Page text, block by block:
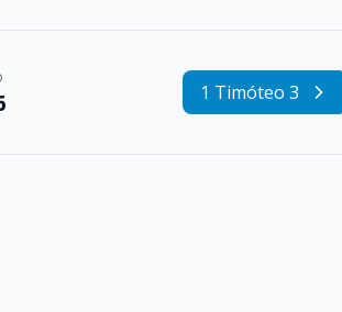
1 Timóteo 3